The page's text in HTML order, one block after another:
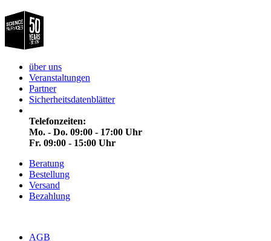
über uns
Veranstaltungen
Partner
Sicherheitsdatenblätter
Telefonzeiten:
Mo. - Do. 09:00 - 17:00 Uhr
Fr. 09:00 - 15:00 Uhr
Beratung
Bestellung
Versand
Bezahlung
AGB